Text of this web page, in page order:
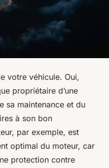
votre véhicule. Oui,
propriétaire d’une
sa maintenance et du
à son bon
par exemple, est
optimal du moteur, car
protection contre